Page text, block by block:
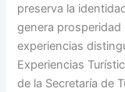
preserva la
genera
experiencias
Experiencias
de la Secretaría de